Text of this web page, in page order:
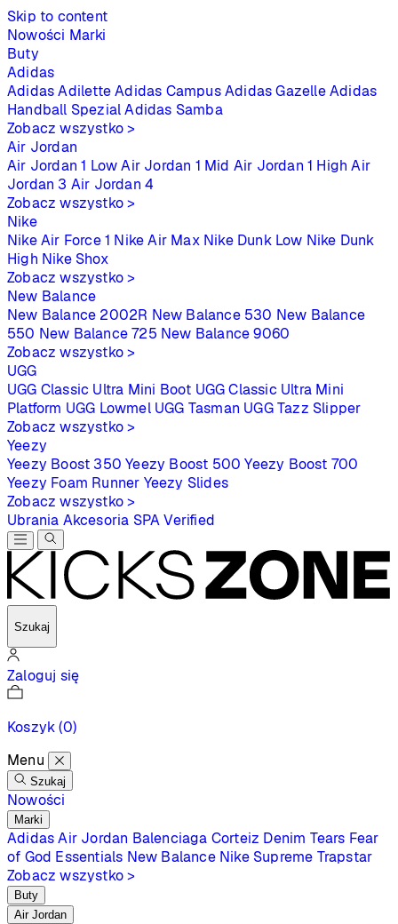
Skip to content
Nowości Marki
Buty
Adidas
Adidas Adilette Adidas Campus Adidas Gazelle Adidas
Handball Spezial Adidas Samba
Zobacz wszystko >
Air Jordan
Air Jordan 1 Low Air Jordan 1 Mid Air Jordan 1 High Air
Jordan 3 Air Jordan 4
Zobacz wszystko >
Nike
Nike Air Force 1 Nike Air Max Nike Dunk Low Nike Dunk
High Nike Shox
Zobacz wszystko >
New Balance
New Balance 2002R New Balance 530 New Balance
550 New Balance 725 New Balance 9060
Zobacz wszystko >
UGG
UGG Classic Ultra Mini Boot UGG Classic Ultra Mini
Platform UGG Lowmel UGG Tasman UGG Tazz Slipper
Zobacz wszystko >
Yeezy
Yeezy Boost 350 Yeezy Boost 500 Yeezy Boost 700
Yeezy Foam Runner Yeezy Slides
Zobacz wszystko >
Ubrania Akcesoria SPAVerified
Szukaj
Zaloguj się
Koszyk(0)
Menu
Szukaj
Nowości
Marki
Adidas Air Jordan Balenciaga Corteiz Denim Tears Fear
of God Essentials New Balance Nike Supreme Trapstar
Zobacz wszystko >
Buty
Air Jordan